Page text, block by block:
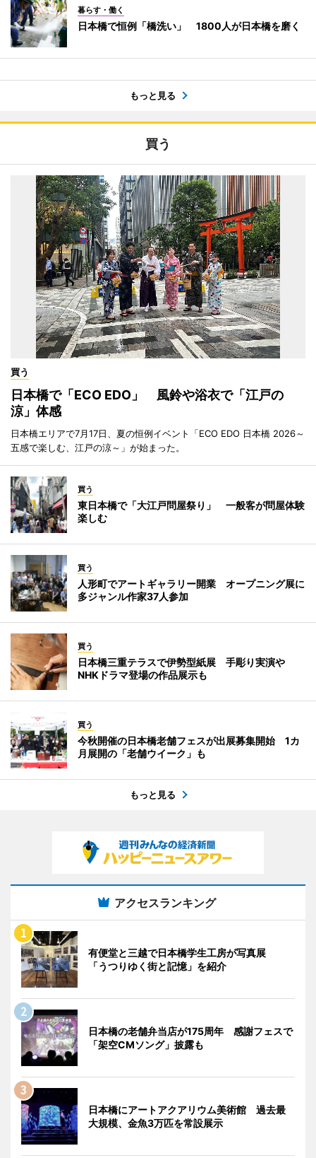
暮らす・働く
日本橋で恒例「橋洗い」 1800人が日本橋を磨く
もっと見る
買う
買う
日本橋で「ECO EDO」 風鈴や浴衣で「江戸の
涼」体感
日本橋エリアで7月17日、夏の恒例イベント「ECO EDO 日本橋 2026～
五感で楽しむ、江戸の涼～」が始まった。
買う
東日本橋で「大江戸問屋祭り」 一般客が問屋体験
楽しむ
買う
人形町でアートギャラリー開業 オープニング展に
多ジャンル作家37人参加
買う
日本橋三重テラスで伊勢型紙展 手彫り実演や
NHKドラマ登場の作品展示も
買う
今秋開催の日本橋老舗フェスが出展募集開始 1カ
月展開の「老舗ウイーク」も
もっと見る
アクセスランキング
有便堂と三越で日本橋学生工房が写真展
「うつりゆく街と記憶」を紹介
日本橋の老舗弁当店が175周年 感謝フェスで
「架空CMソング」披露も
日本橋にアートアクアリウム美術館 過去最
大規模、金魚3万匹を常設展示